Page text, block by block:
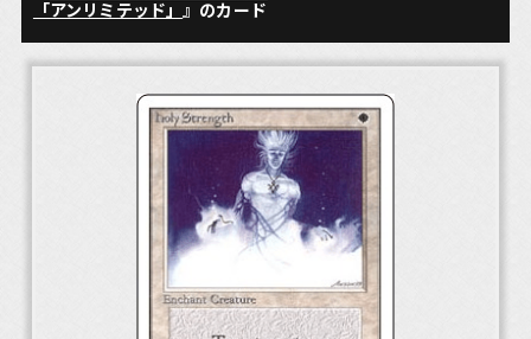
「アンリミテッド」』のカード